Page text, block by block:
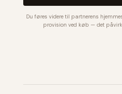
Du føres videre til partnerens
provision ved køb — det